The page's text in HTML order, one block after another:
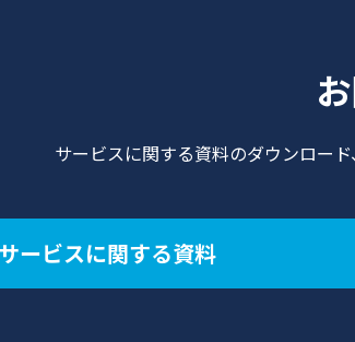
サービスに関する資料のダウンロー
サービスに関する資料